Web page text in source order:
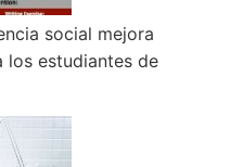
social mejora
los estudiantes de